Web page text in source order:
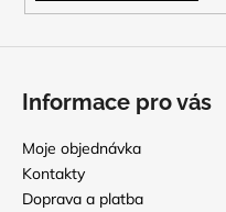
Informace pro vás
Moje objednávka
Kontakty
Doprava a platba